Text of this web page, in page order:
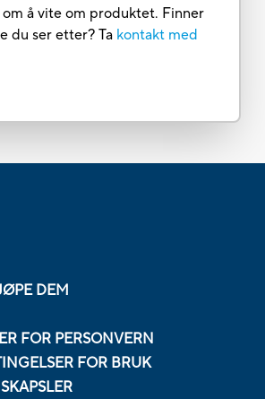
å vite om produktet. Finner
du ser etter? Ta kontakt med
DEM
FOR PERSONVERN
FOR BRUK